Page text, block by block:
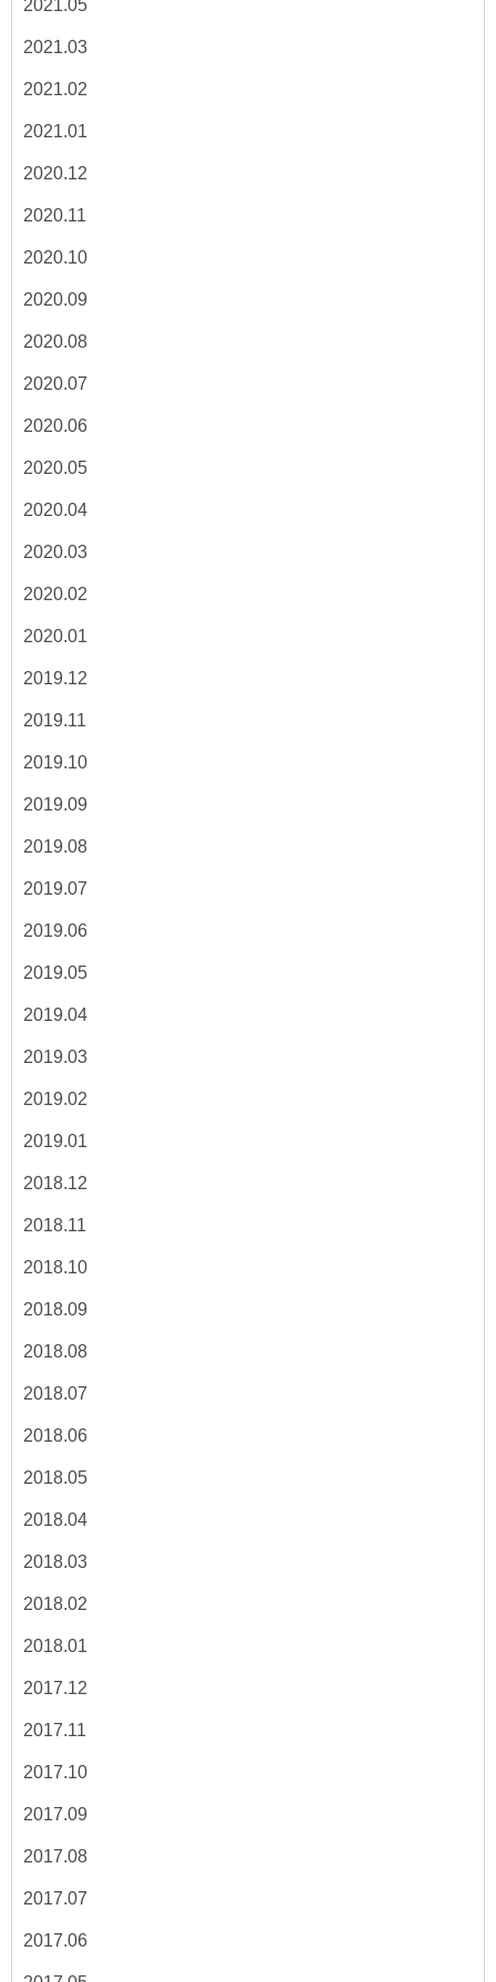
2021.05
2021.03
2021.02
2021.01
2020.12
2020.11
2020.10
2020.09
2020.08
2020.07
2020.06
2020.05
2020.04
2020.03
2020.02
2020.01
2019.12
2019.11
2019.10
2019.09
2019.08
2019.07
2019.06
2019.05
2019.04
2019.03
2019.02
2019.01
2018.12
2018.11
2018.10
2018.09
2018.08
2018.07
2018.06
2018.05
2018.04
2018.03
2018.02
2018.01
2017.12
2017.11
2017.10
2017.09
2017.08
2017.07
2017.06